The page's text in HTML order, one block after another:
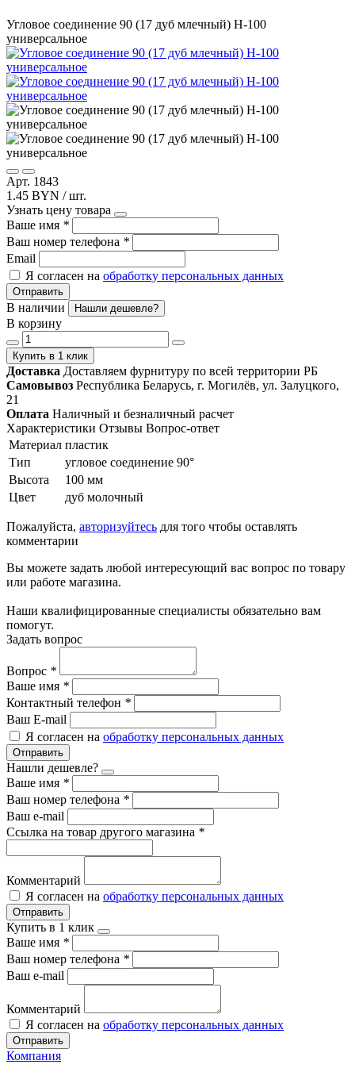
Угловое соединение 90 (17 дуб млечный) Н-100
универсальное
Арт. 1843
1.45 BYN / шт.
Узнать цену товара
Ваше имя *
Ваш номер телефона *
Email
Я согласен на обработку персональных данных
Отправить
В наличии Нашли дешевле?
В корзину
Купить в 1 клик
Доставка Доставляем фурнитуру по всей территории РБ
Самовывоз Республика Беларусь, г. Могилёв, ул. Залуцкого,
21
Оплата Наличный и безналичный расчет
Характеристики Отзывы Вопрос-ответ
Материал пластик
Тип
угловое соединение 90°
Высота
100 мм
Цвет
дуб молочный
Пожалуйста, авторизуйтесь для того чтобы оставлять
комментарии
Вы можете задать любой интересующий вас вопрос по товару
или работе магазина.
Наши квалифицированные специалисты обязательно вам
помогут.
Задать вопрос
Вопрос *
Ваше имя *
Контактный телефон *
Ваш E-mail
Я согласен на обработку персональных данных
Отправить
Нашли дешевле?
Ваше имя *
Ваш номер телефона *
Ваш e-mail
Ссылка на товар другого магазина *
Комментарий
Я согласен на обработку персональных данных
Отправить
Купить в 1 клик
Ваше имя *
Ваш номер телефона *
Ваш e-mail
Комментарий
Я согласен на обработку персональных данных
Отправить
Компания